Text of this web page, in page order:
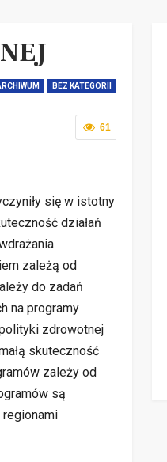
BEZ KATEGORII
61
się w istotny
działań
zależą od
do zadań
na programy
zdrowotnej
skuteczność
zależy od
są